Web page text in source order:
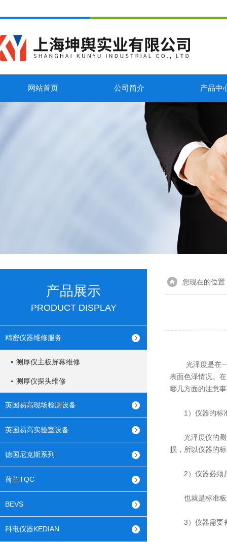
网站首页 公司简介 产品中
产品展示
PRODUCT DISPLAY
精密仪器维修服务
测厚仪主板屏幕维修
测厚仪探头维修
英国易高现场检测设备
英国易高实验室设备
德国尼克斯系列
荷兰TQC
BEVS
科电仪器KEDIAN
您现在的位置
光泽度是在一
表面色泽情况。
哪几方面的注意
1）仪器的标
光泽度仪的测
损，所以仪器的
2）仪器必须具
也就是标准板
3）仪器需要